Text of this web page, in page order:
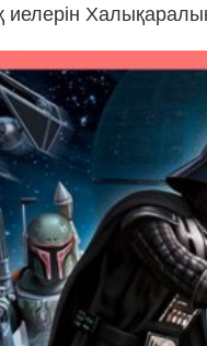
иелерін